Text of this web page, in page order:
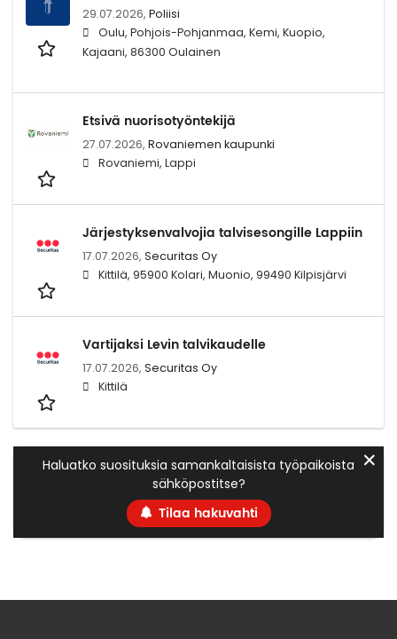
29.07.2026, Poliisi
Oulu, Pohjois-Pohjanmaa, Kemi, Kuopio,
Kajaani, 86300 Oulainen
Etsivä nuorisotyöntekijä
27.07.2026, Rovaniemen kaupunki
Rovaniemi, Lappi
Järjestyksenvalvojia talvisesongille Lappiin
17.07.2026, Securitas Oy
Kittilä, 95900 Kolari, Muonio, 99490 Kilpisjärvi
Vartijaksi Levin talvikaudelle
17.07.2026, Securitas Oy
Kittilä
Haluatko suosituksia samankaltaisista työpaikoista
sähköpostitse?
Tilaa hakuvahti
✕